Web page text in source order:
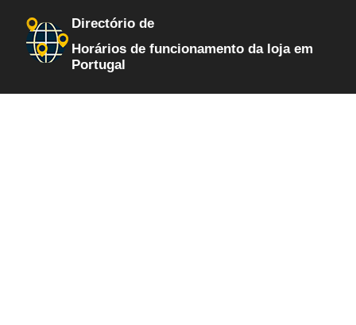
Directório de
Horários de funcionamento da loja em
Portugal